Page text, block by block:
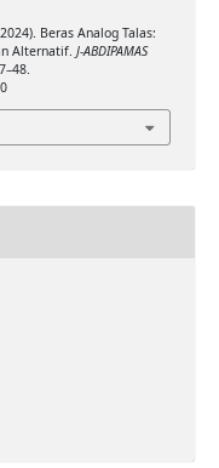
Beras Analog Talas:
Alternatif. J-ABDIPAMAS